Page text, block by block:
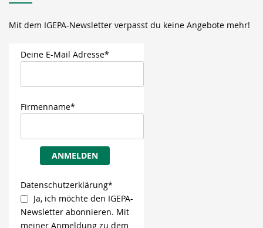
Mit dem IGEPA-Newsletter verpasst du keine Angebote mehr!
Deine E-Mail Adresse*
Firmenname*
ANMELDEN
Datenschutzerklärung*
Ja, ich möchte den IGEPA-
Newsletter abonnieren. Mit
meiner Anmeldung zu dem